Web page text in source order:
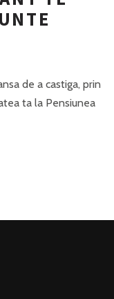
de a castiga, prin
ta la Pensiunea